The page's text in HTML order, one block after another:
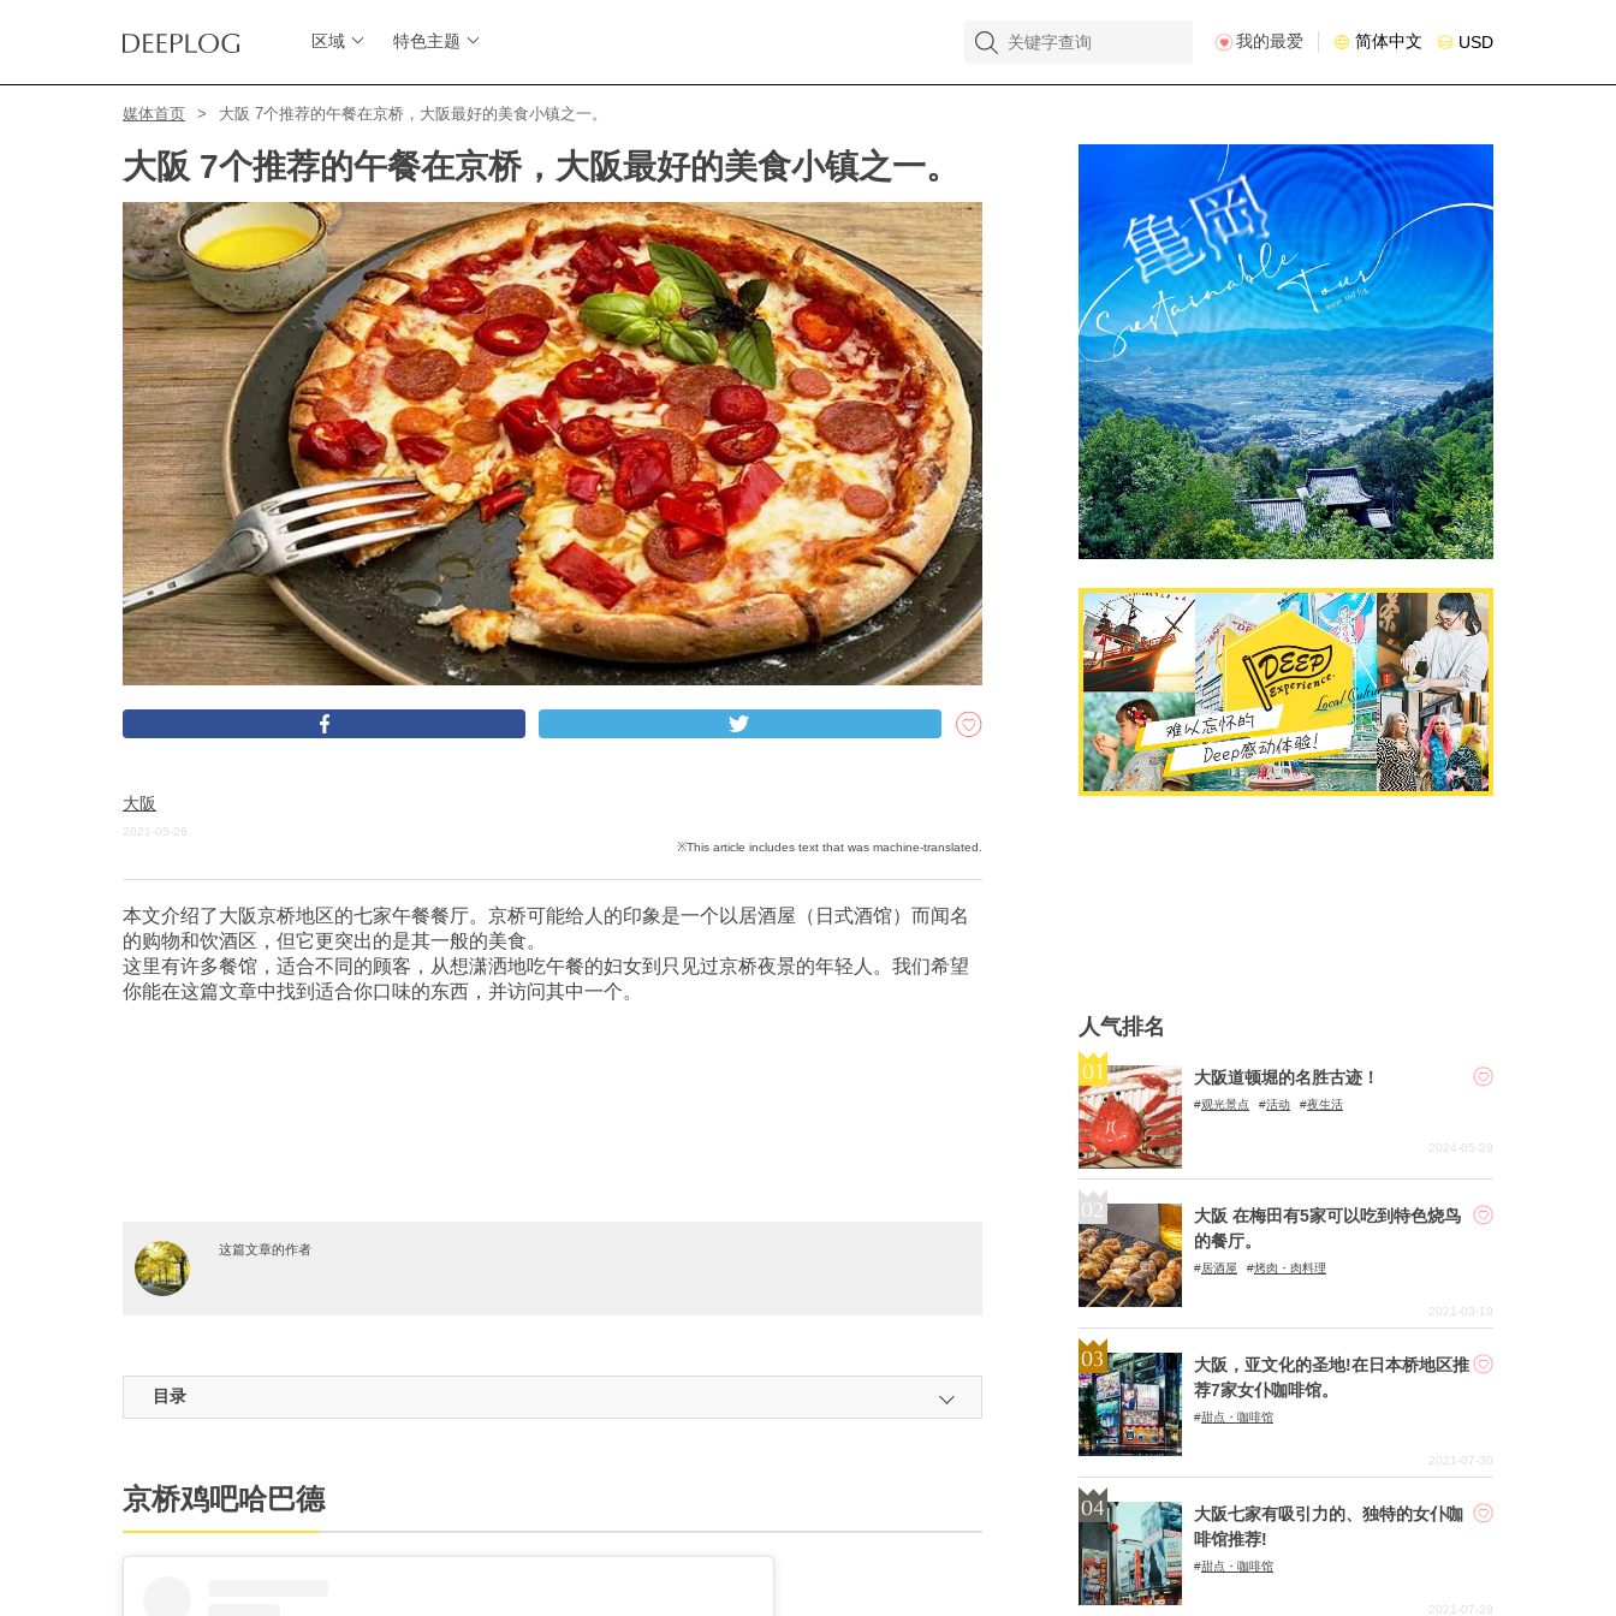
区域 特色主题 我的最爱 简体中文 USD
媒体首页 大阪 7个推荐的午餐在京桥，大阪最好的美食小镇之一。
大阪 7个推荐的午餐在京桥，大阪最好的美食小镇之一。
大阪
2021-05-26
本文介绍了大阪京桥地区的七家午餐餐厅。京桥可能给人的印象是一个以居酒屋（日式酒馆）而闻名
的购物和饮酒区，但它更突出的是其一般的美食。
这里有许多餐馆，适合不同的顾客，从想潇洒地吃午餐的妇女到只见过京桥夜景的年轻人。我们希望
你能在这篇文章中找到适合你口味的东西，并访问其中一个。
这篇文章的作者
目录
京桥鸡吧哈巴德
人气排名
大阪道顿堀的名胜古迹！
观光景点 活动 夜生活
2024-05-29
大阪 在梅田有5家可以吃到特色烧鸟
的餐厅。
居酒屋 烤肉・肉料理
2021-03-19
大阪，亚文化的圣地!在日本桥地区推
荐7家女仆咖啡馆。
甜点・咖啡馆
2021-07-30
大阪七家有吸引力的、独特的女仆咖
啡馆推荐!
甜点・咖啡馆
2021-07-29